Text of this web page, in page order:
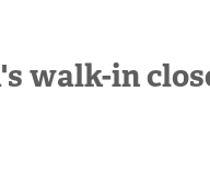
walk-in